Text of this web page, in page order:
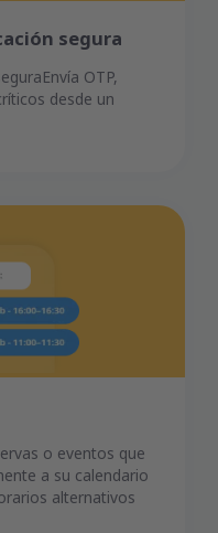
segura
OTP,
desde un
o eventos que
a su calendario
alternativos